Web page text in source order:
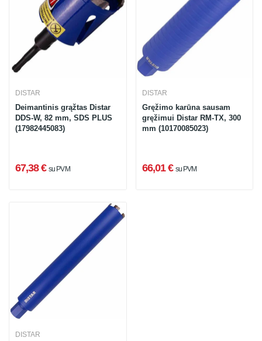
DISTAR
Deimantinis grąžtas Distar
DDS-W, 82 mm, SDS PLUS
(17982445083)
67,38 € su PVM
DISTAR
Gręžimo karūna sausam
gręžimui Distar RM-TX, 300
mm (10170085023)
66,01 € su PVM
DISTAR